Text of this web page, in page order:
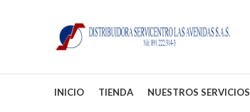
INICIO TIENDA NUESTROS SERVICIOS